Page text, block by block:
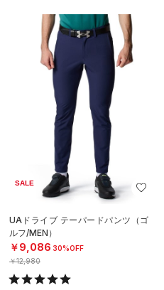
SALE
UAドライブ テーパードパンツ（ゴ
ルフ/MEN）
￥9,086 30%OFF
￥12,980